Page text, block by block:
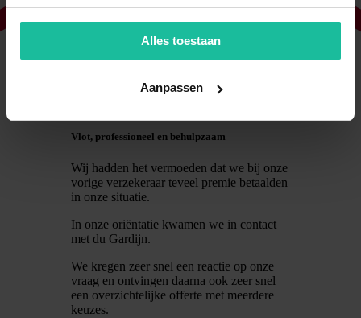
Alles toestaan
Aanpassen
Het contact verloopt soepel,
klantvriendelijk en professioneel en wij
zijn dan ook zeer tevreden over de
diensten en de communicatie.
Vlot, professioneel en behulpzaam
Wij hadden het vermoeden dat we bij onze
vorige verzekeraar teveel premie betaalden
in onze situatie.
In onze oriëntatie kwamen we in contact
met du Gardijn.
We kregen zeer snel een reactie op onze
vraag en ontvingen daarna ook zeer snel
een overzichtelijke offerte met meerdere
keuzes.